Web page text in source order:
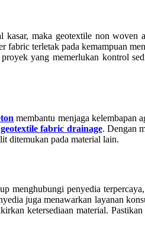
kasar, maka geotextile non woven
terletak pada kemampuan
yang memerlukan kontrol
membantu menjaga kelembapan
geotextile fabric drainage. Dengan
ditemukan pada material lain.
menghubungi penyedia
juga menawarkan layanan
ketersediaan material.